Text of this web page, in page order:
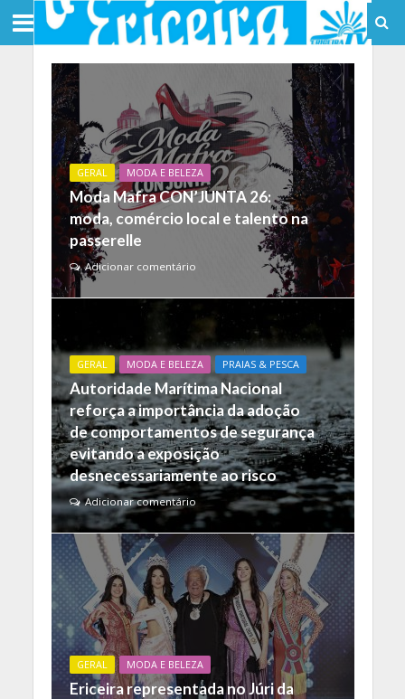
GERAL MODA E BELEZA
Moda Mafra CON’JUNTA 26:
moda, comércio local e talento na
passerelle
Adicionar comentário
GERAL MODA E BELEZA PRAIAS & PESCA
Autoridade Marítima Nacional
reforça a importância da adoção
de comportamentos de segurança
evitando a exposição
desnecessariamente ao risco
Adicionar comentário
GERAL MODA E BELEZA
Ericeira representada no Júri da